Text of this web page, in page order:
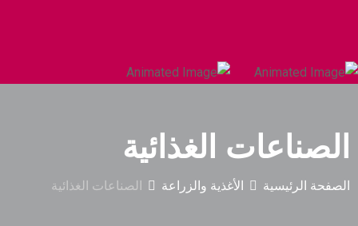
الصناعات الغذائية
الصفحة الرئيسية الأغذية والزراعة الصناعات الغذائية